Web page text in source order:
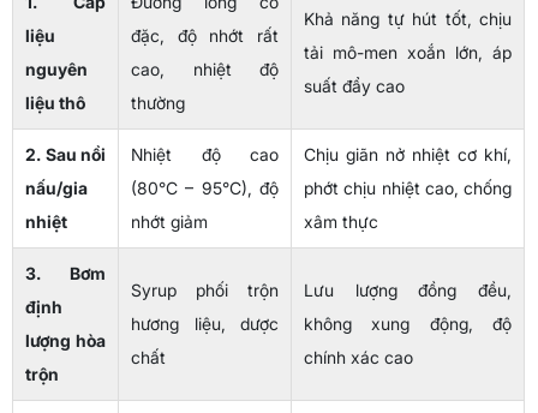
liệu
nguyên
liệu thô
đặc, độ nhớt rất
cao, nhiệt độ
thường
Khả năng tự hút tốt, chịu
tải mô-men xoắn lớn, áp
suất đẩy cao
2. Sau nồi
nấu/gia
nhiệt
Nhiệt độ cao
(80°C – 95°C), độ
nhớt giảm
Chịu giãn nở nhiệt cơ khí,
phớt chịu nhiệt cao, chống
xâm thực
3. Bơm
định
lượng hòa
trộn
Syrup phối trộn
hương liệu, dược
chất
Lưu lượng đồng đều,
không xung động, độ
chính xác cao